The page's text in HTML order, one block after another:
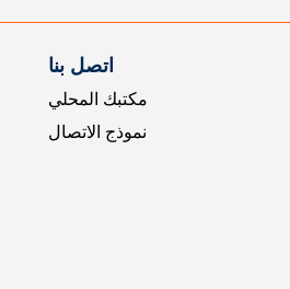
اتصل بنا
مكتبك المحلي
نموذج الاتصال